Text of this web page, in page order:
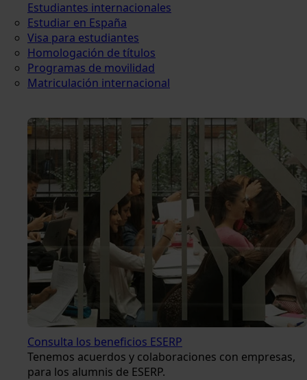
Estudiantes internacionales
Estudiar en España
Visa para estudiantes
Homologación de títulos
Programas de movilidad
Matriculación internacional
Consulta los beneficios ESERP
Tenemos acuerdos y colaboraciones con empresas,
para los alumnis de ESERP.